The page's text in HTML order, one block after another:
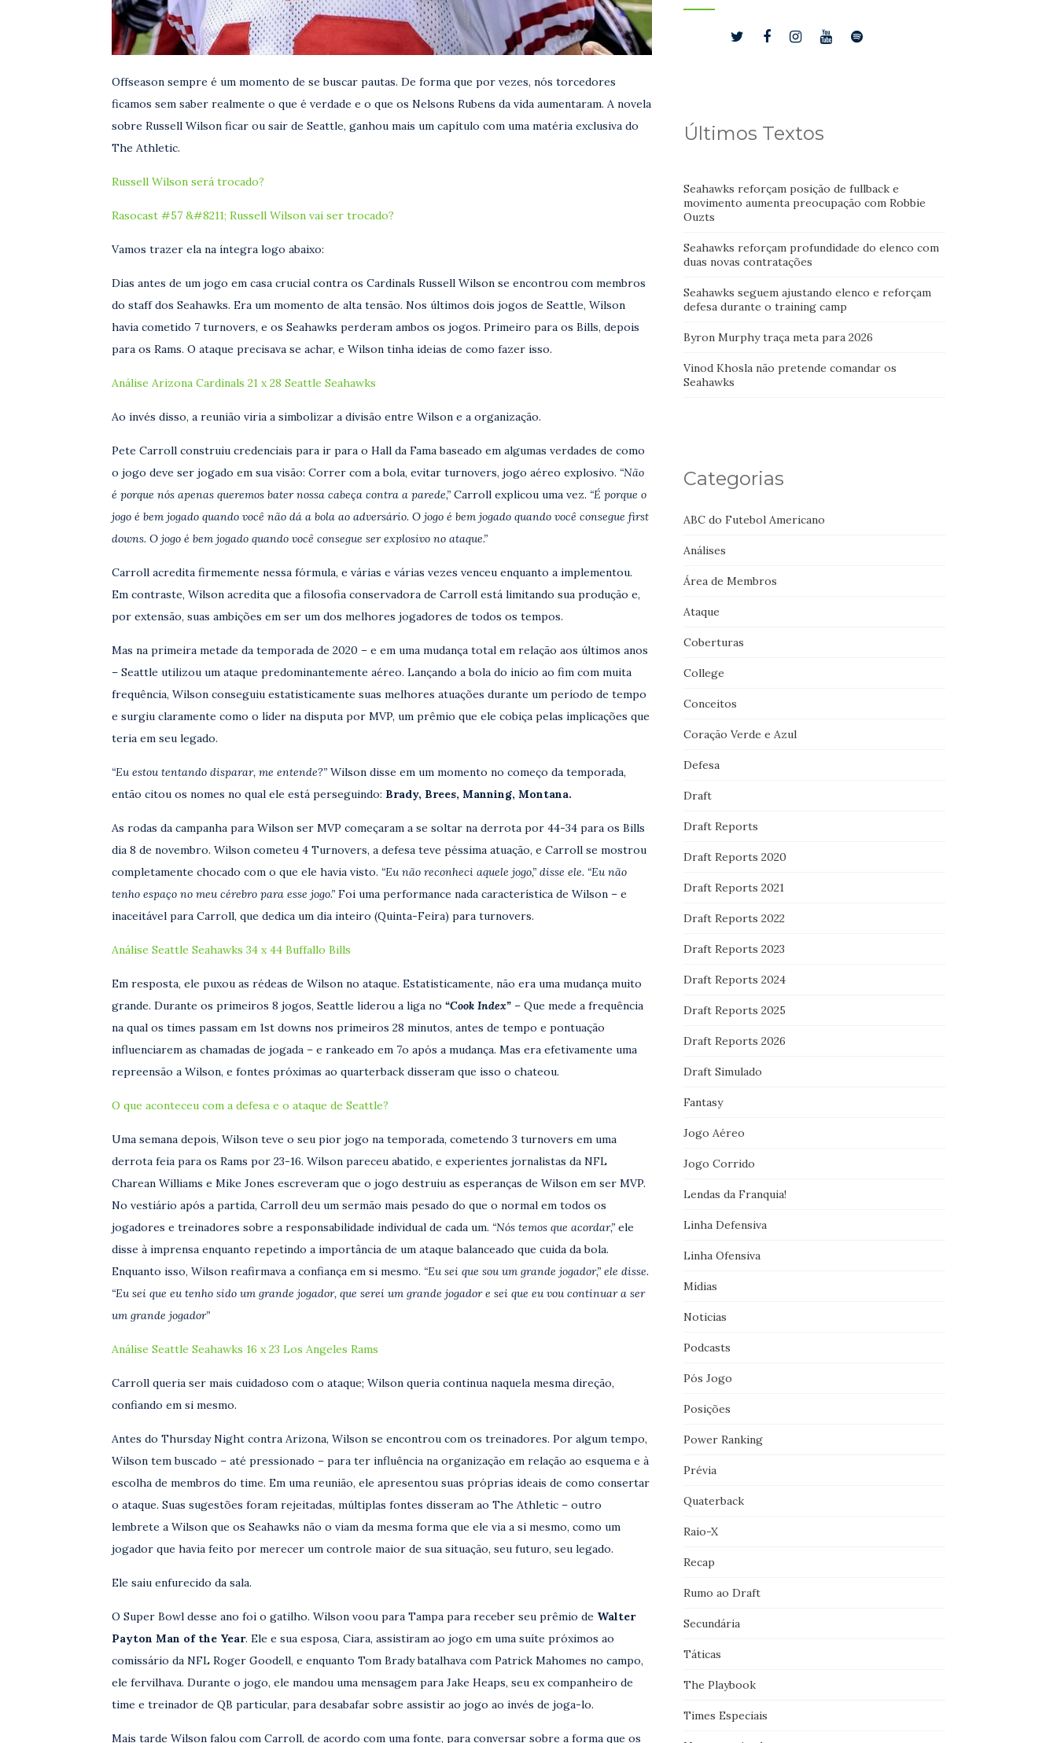
Offseason sempre é um momento de se buscar pautas. De forma que por vezes, nós torcedores
ficamos sem saber realmente o que é verdade e o que os Nelsons Rubens da vida aumentaram. A novela
sobre Russell Wilson ficar ou sair de Seattle, ganhou mais um capítulo com uma matéria exclusiva do
The Athletic.
Russell Wilson será trocado?
Rasocast #57 &#8211; Russell Wilson vai ser trocado?
Vamos trazer ela na íntegra logo abaixo:
Dias antes de um jogo em casa crucial contra os Cardinals Russell Wilson se encontrou com membros
do staff dos Seahawks. Era um momento de alta tensão. Nos últimos dois jogos de Seattle, Wilson
havia cometido 7 turnovers, e os Seahawks perderam ambos os jogos. Primeiro para os Bills, depois
para os Rams. O ataque precisava se achar, e Wilson tinha ideias de como fazer isso.
Análise Arizona Cardinals 21 x 28 Seattle Seahawks
Ao invés disso, a reunião viria a simbolizar a divisão entre Wilson e a organização.
Pete Carroll construiu credenciais para ir para o Hall da Fama baseado em algumas verdades de como
o jogo deve ser jogado em sua visão: Correr com a bola, evitar turnovers, jogo aéreo explosivo. “Não
é porque nós apenas queremos bater nossa cabeça contra a parede,” Carroll explicou uma vez. “É porque o
jogo é bem jogado quando você não dá a bola ao adversário. O jogo é bem jogado quando você consegue first
downs. O jogo é bem jogado quando você consegue ser explosivo no ataque.”
Carroll acredita firmemente nessa fórmula, e várias e várias vezes venceu enquanto a implementou.
Em contraste, Wilson acredita que a filosofia conservadora de Carroll está limitando sua produção e,
por extensão, suas ambições em ser um dos melhores jogadores de todos os tempos.
Mas na primeira metade da temporada de 2020 – e em uma mudança total em relação aos últimos anos
– Seattle utilizou um ataque predominantemente aéreo. Lançando a bola do início ao fim com muita
frequência, Wilson conseguiu estatisticamente suas melhores atuações durante um período de tempo
e surgiu claramente como o líder na disputa por MVP, um prêmio que ele cobiça pelas implicações que
teria em seu legado.
“Eu estou tentando disparar, me entende?” Wilson disse em um momento no começo da temporada,
então citou os nomes no qual ele está perseguindo: Brady, Brees, Manning, Montana.
As rodas da campanha para Wilson ser MVP começaram a se soltar na derrota por 44-34 para os Bills
dia 8 de novembro. Wilson cometeu 4 Turnovers, a defesa teve péssima atuação, e Carroll se mostrou
completamente chocado com o que ele havia visto. “Eu não reconheci aquele jogo,” disse ele. “Eu não
tenho espaço no meu cérebro para esse jogo.” Foi uma performance nada característica de Wilson – e
inaceitável para Carroll, que dedica um dia inteiro (Quinta-Feira) para turnovers.
Análise Seattle Seahawks 34 x 44 Buffallo Bills
Em resposta, ele puxou as rédeas de Wilson no ataque. Estatisticamente, não era uma mudança muito
grande. Durante os primeiros 8 jogos, Seattle liderou a liga no “Cook Index” – Que mede a frequência
na qual os times passam em 1st downs nos primeiros 28 minutos, antes de tempo e pontuação
influenciarem as chamadas de jogada – e rankeado em 7o após a mudança. Mas era efetivamente uma
repreensão a Wilson, e fontes próximas ao quarterback disseram que isso o chateou.
O que aconteceu com a defesa e o ataque de Seattle?
Uma semana depois, Wilson teve o seu pior jogo na temporada, cometendo 3 turnovers em uma
derrota feia para os Rams por 23-16. Wilson pareceu abatido, e experientes jornalistas da NFL
Charean Williams e Mike Jones escreveram que o jogo destruiu as esperanças de Wilson em ser MVP.
No vestiário após a partida, Carroll deu um sermão mais pesado do que o normal em todos os
jogadores e treinadores sobre a responsabilidade individual de cada um. “Nós temos que acordar,” ele
disse à imprensa enquanto repetindo a importância de um ataque balanceado que cuida da bola.
Enquanto isso, Wilson reafirmava a confiança em si mesmo. “Eu sei que sou um grande jogador,” ele disse.
“Eu sei que eu tenho sido um grande jogador, que serei um grande jogador e sei que eu vou continuar a ser
um grande jogador”
Análise Seattle Seahawks 16 x 23 Los Angeles Rams
Carroll queria ser mais cuidadoso com o ataque; Wilson queria continua naquela mesma direção,
confiando em si mesmo.
Antes do Thursday Night contra Arizona, Wilson se encontrou com os treinadores. Por algum tempo,
Wilson tem buscado – até pressionado – para ter influência na organização em relação ao esquema e à
escolha de membros do time. Em uma reunião, ele apresentou suas próprias ideais de como consertar
o ataque. Suas sugestões foram rejeitadas, múltiplas fontes disseram ao The Athletic – outro
lembrete a Wilson que os Seahawks não o viam da mesma forma que ele via a si mesmo, como um
jogador que havia feito por merecer um controle maior de sua situação, seu futuro, seu legado.
Ele saiu enfurecido da sala.
O Super Bowl desse ano foi o gatilho. Wilson voou para Tampa para receber seu prêmio de Walter
Payton Man of the Year. Ele e sua esposa, Ciara, assistiram ao jogo em uma suíte próximos ao
comissário da NFL Roger Goodell, e enquanto Tom Brady batalhava com Patrick Mahomes no campo,
ele fervilhava. Durante o jogo, ele mandou uma mensagem para Jake Heaps, seu ex companheiro de
time e treinador de QB particular, para desabafar sobre assistir ao jogo ao invés de joga-lo.
Mais tarde Wilson falou com Carroll, de acordo com uma fonte, para conversar sobre a forma que os
Últimos Textos
Seahawks reforçam posição de fullback e
movimento aumenta preocupação com Robbie
Ouzts
Seahawks reforçam profundidade do elenco com
duas novas contratações
Seahawks seguem ajustando elenco e reforçam
defesa durante o training camp
Byron Murphy traça meta para 2026
Vinod Khosla não pretende comandar os
Seahawks
Categorias
ABC do Futebol Americano
Análises
Área de Membros
Ataque
Coberturas
College
Conceitos
Coração Verde e Azul
Defesa
Draft
Draft Reports
Draft Reports 2020
Draft Reports 2021
Draft Reports 2022
Draft Reports 2023
Draft Reports 2024
Draft Reports 2025
Draft Reports 2026
Draft Simulado
Fantasy
Jogo Aéreo
Jogo Corrido
Lendas da Franquia!
Linha Defensiva
Linha Ofensiva
Mídias
Noticias
Podcasts
Pós Jogo
Posições
Power Ranking
Prévia
Quaterback
Raio-X
Recap
Rumo ao Draft
Secundária
Táticas
The Playbook
Times Especiais